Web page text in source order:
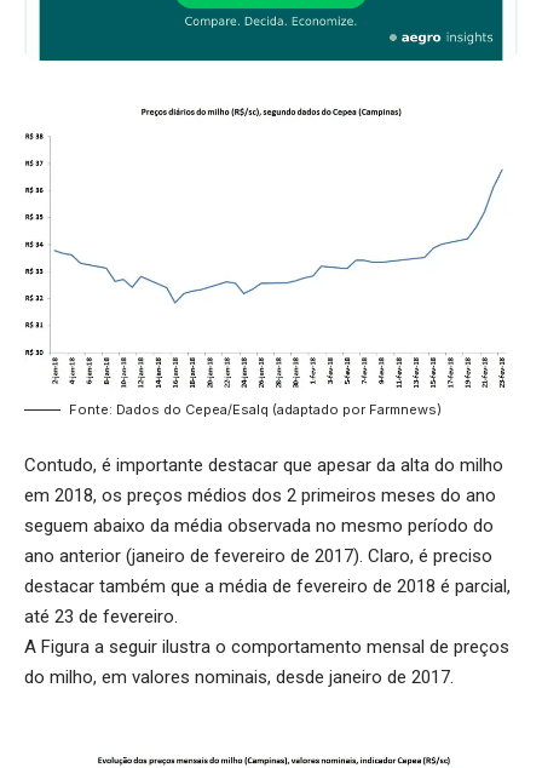
Fonte: Dados do Cepea/Esalq (adaptado por Farmnews)
Contudo, é importante destacar que apesar da alta do milho
em 2018, os preços médios dos 2 primeiros meses do ano
seguem abaixo da média observada no mesmo período do
ano anterior (janeiro de fevereiro de 2017). Claro, é preciso
destacar também que a média de fevereiro de 2018 é parcial,
até 23 de fevereiro.
A Figura a seguir ilustra o comportamento mensal de preços
do milho, em valores nominais, desde janeiro de 2017.